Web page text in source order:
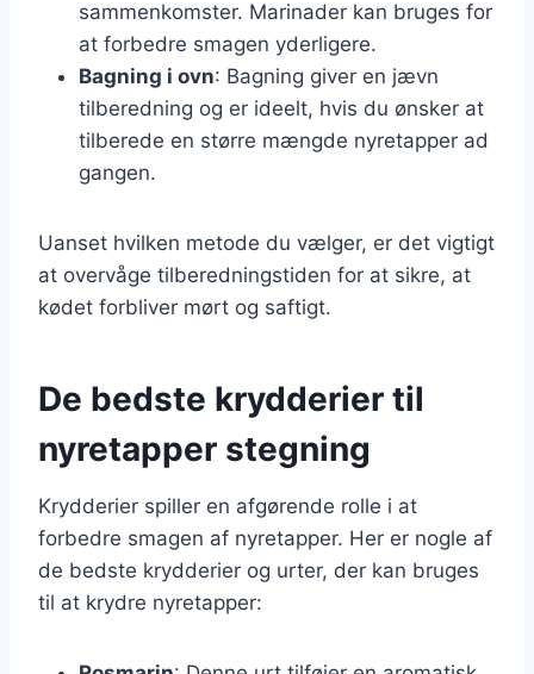
sammenkomster. Marinader kan bruges for
at forbedre smagen yderligere.
Bagning i ovn: Bagning giver en jævn
tilberedning og er ideelt, hvis du ønsker at
tilberede en større mængde nyretapper ad
gangen.
Uanset hvilken metode du vælger, er det vigtigt
at overvåge tilberedningstiden for at sikre, at
kødet forbliver mørt og saftigt.
De bedste krydderier til
nyretapper stegning
Krydderier spiller en afgørende rolle i at
forbedre smagen af nyretapper. Her er nogle af
de bedste krydderier og urter, der kan bruges
til at krydre nyretapper: